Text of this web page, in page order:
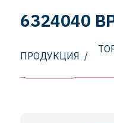
6324040
ПРОДУКЦИЯ /